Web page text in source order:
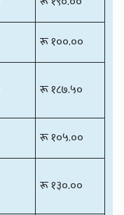
रू १००.००
रू १८७.५०
रू १०५.००
रू १३०.००